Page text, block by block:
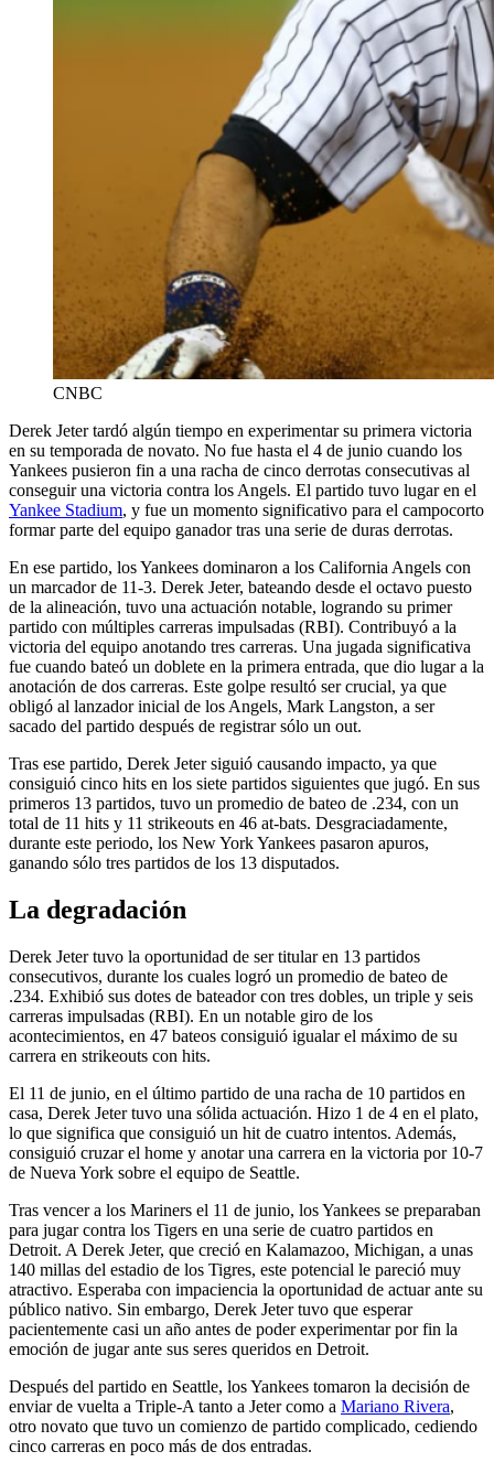
CNBC
Derek Jeter tardó algún tiempo en experimentar su primera victoria
en su temporada de novato. No fue hasta el 4 de junio cuando los
Yankees pusieron fin a una racha de cinco derrotas consecutivas al
conseguir una victoria contra los Angels. El partido tuvo lugar en el
Yankee Stadium, y fue un momento significativo para el campocorto
formar parte del equipo ganador tras una serie de duras derrotas.
En ese partido, los Yankees dominaron a los California Angels con
un marcador de 11-3. Derek Jeter, bateando desde el octavo puesto
de la alineación, tuvo una actuación notable, logrando su primer
partido con múltiples carreras impulsadas (RBI). Contribuyó a la
victoria del equipo anotando tres carreras. Una jugada significativa
fue cuando bateó un doblete en la primera entrada, que dio lugar a la
anotación de dos carreras. Este golpe resultó ser crucial, ya que
obligó al lanzador inicial de los Angels, Mark Langston, a ser
sacado del partido después de registrar sólo un out.
Tras ese partido, Derek Jeter siguió causando impacto, ya que
consiguió cinco hits en los siete partidos siguientes que jugó. En sus
primeros 13 partidos, tuvo un promedio de bateo de .234, con un
total de 11 hits y 11 strikeouts en 46 at-bats. Desgraciadamente,
durante este periodo, los New York Yankees pasaron apuros,
ganando sólo tres partidos de los 13 disputados.
La degradación
Derek Jeter tuvo la oportunidad de ser titular en 13 partidos
consecutivos, durante los cuales logró un promedio de bateo de
.234. Exhibió sus dotes de bateador con tres dobles, un triple y seis
carreras impulsadas (RBI). En un notable giro de los
acontecimientos, en 47 bateos consiguió igualar el máximo de su
carrera en strikeouts con hits.
El 11 de junio, en el último partido de una racha de 10 partidos en
casa, Derek Jeter tuvo una sólida actuación. Hizo 1 de 4 en el plato,
lo que significa que consiguió un hit de cuatro intentos. Además,
consiguió cruzar el home y anotar una carrera en la victoria por 10-7
de Nueva York sobre el equipo de Seattle.
Tras vencer a los Mariners el 11 de junio, los Yankees se preparaban
para jugar contra los Tigers en una serie de cuatro partidos en
Detroit. A Derek Jeter, que creció en Kalamazoo, Michigan, a unas
140 millas del estadio de los Tigres, este potencial le pareció muy
atractivo. Esperaba con impaciencia la oportunidad de actuar ante su
público nativo. Sin embargo, Derek Jeter tuvo que esperar
pacientemente casi un año antes de poder experimentar por fin la
emoción de jugar ante sus seres queridos en Detroit.
Después del partido en Seattle, los Yankees tomaron la decisión de
enviar de vuelta a Triple-A tanto a Jeter como a Mariano Rivera,
otro novato que tuvo un comienzo de partido complicado, cediendo
cinco carreras en poco más de dos entradas.